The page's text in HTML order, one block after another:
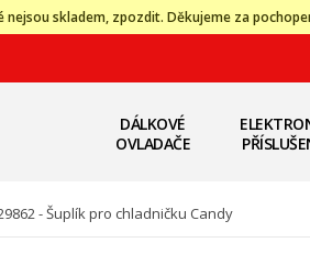
skladem, zpozdit. Děkujeme za
DÁLKOVÉ
OVLADAČE
- Šuplík pro chladničku Candy